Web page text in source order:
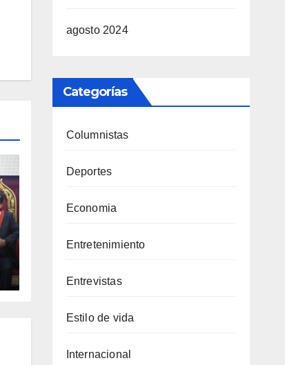
agosto 2024
Categorías
Columnistas
Deportes
Economia
Entretenimiento
Entrevistas
Estilo de vida
Internacional